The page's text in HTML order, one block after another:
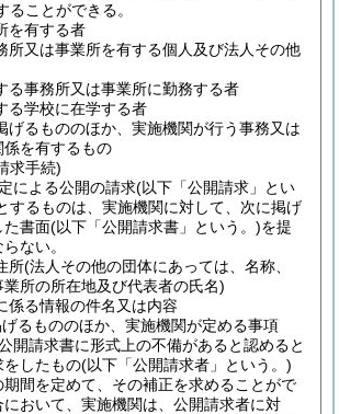
ることができる。
を有する者
所又は事業所を有する個人及び法人その他
る事務所又は事業所に勤務する者
る学校に在学する者
げるもののほか、実施機関が行う事務又は
を有するもの
求手続)
による公開の請求(以下「公開請求」とい
するものは、実施機関に対して、次に掲げ
た書面(以下「公開請求書」という。)を提
ない。
所(法人その他の団体にあっては、名称、
所の所在地及び代表者の氏名)
係る情報の件名又は内容
げるもののほか、実施機関が定める事項
開請求書に形式上の不備があると認めると
をしたもの(以下「公開請求者」という。)
期間を定めて、その補正を求めることがで
において、実施機関は、公開請求者に対